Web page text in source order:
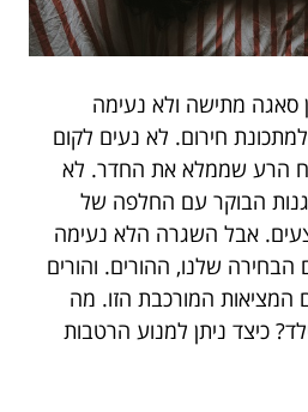
סאגה מתישה ולא נעימה
חירום. לא נעים לקום
הרע שממלא את החדר. לא
הבוקר עם החלפה של
אבל השגרה הלא נעימה
שלנו, ההורים. והורים
המורכבת הזו. מה
כיצד ניתן למנוע הרטבות